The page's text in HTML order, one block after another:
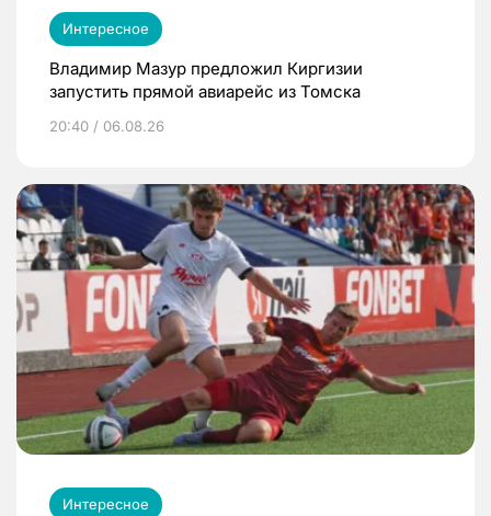
Интересное
Владимир Мазур предложил Киргизии
запустить прямой авиарейс из Томска
20:40 / 06.08.26
Интересное